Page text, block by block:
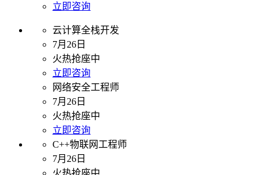
立即咨询
云计算全栈开发
7月26日
火热抢座中
立即咨询
网络安全工程师
7月26日
火热抢座中
立即咨询
C++物联网工程师
7月26日
火热抢座中